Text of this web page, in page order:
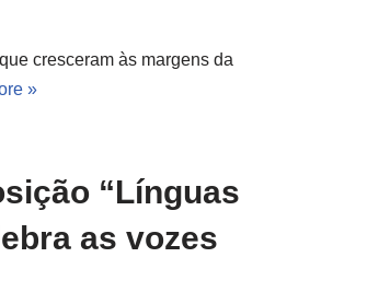
cresceram às margens da
»
“Línguas
as vozes